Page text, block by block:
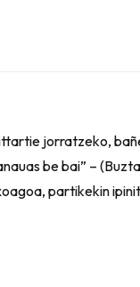
jorratzeko,
be bai” –
partikekin